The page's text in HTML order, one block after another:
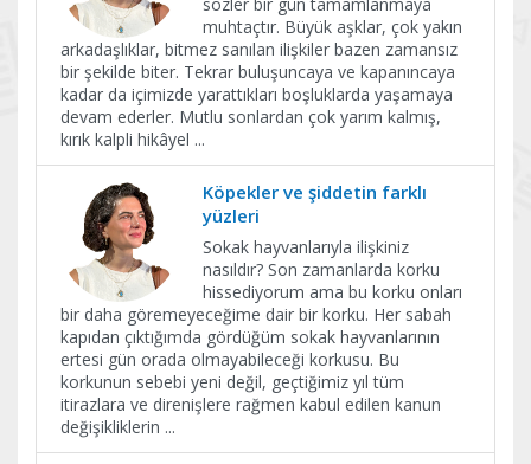
muhtaçtır. Büyük aşklar, çok yakın
arkadaşlıklar, bitmez sanılan ilişkiler bazen zamansız
bir şekilde biter. Tekrar buluşuncaya ve kapanıncaya
kadar da içimizde yarattıkları boşluklarda yaşamaya
devam ederler. Mutlu sonlardan çok yarım kalmış,
kırık kalpli hikâyel ...
Köpekler ve şiddetin farklı
yüzleri
Sokak hayvanlarıyla ilişkiniz
nasıldır? Son zamanlarda korku
hissediyorum ama bu korku onları
bir daha göremeyeceğime dair bir korku. Her sabah
kapıdan çıktığımda gördüğüm sokak hayvanlarının
ertesi gün orada olmayabileceği korkusu. Bu
korkunun sebebi yeni değil, geçtiğimiz yıl tüm
itirazlara ve direnişlere rağmen kabul edilen kanun
değişikliklerin ...